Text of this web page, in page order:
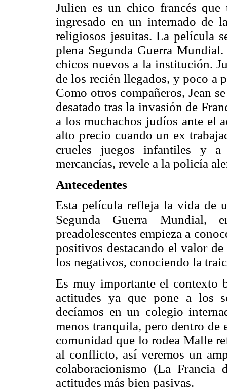
Julien es un chico francés que
ingresado en un internado de
religiosos jesuitas. La película
plena Segunda Guerra
chicos nuevos a la institución.
de los recién llegados, y poco a
Como otros compañeros, Jean
desatado tras la invasión de
a los muchachos judíos ante el
alto precio cuando un ex
crueles juegos infantiles y
mercancías, revele a la policía
Antecedentes
Esta película refleja la vida de
Segunda Guerra
preadolescentes empieza a
positivos destacando el valor
los negativos, conociendo la
Es muy importante el contexto
actitudes ya que pone a los
decíamos en un colegio
menos tranquila, pero dentro de
comunidad que lo rodea Malle
al conflicto, así veremos un
colaboracionismo (La Francia
actitudes más bien pasivas.